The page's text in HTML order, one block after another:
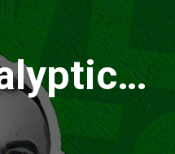
#194)